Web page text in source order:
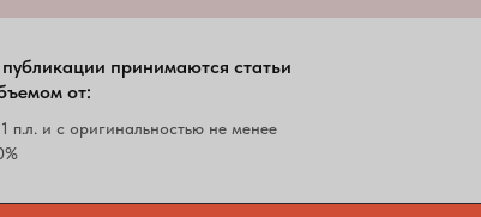
принимаются статьи
от:
п.л. и с оригинальностью не менее